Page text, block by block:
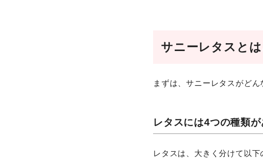
サニーレタスと
まずは、サニーレタスがど
レタスには4つの種類が
レタスは、大きく分けて以下